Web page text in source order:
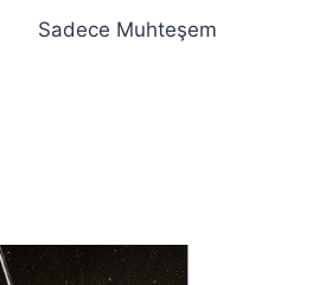
Sadece Muhteşem